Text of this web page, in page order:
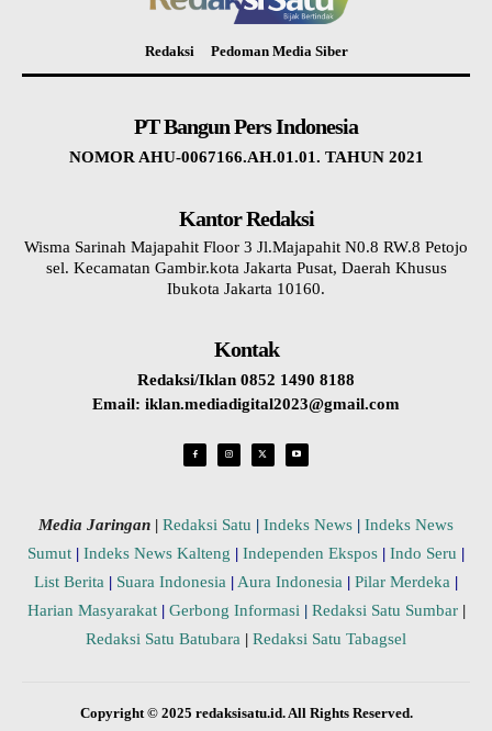
Redaksi Pedoman Media Siber
PT Bangun Pers Indonesia
NOMOR AHU-0067166.AH.01.01. TAHUN 2021
Kantor Redaksi
Wisma Sarinah Majapahit Floor 3 Jl.Majapahit N0.8 RW.8 Petojo
sel. Kecamatan Gambir.kota Jakarta Pusat, Daerah Khusus
Ibukota Jakarta 10160.
Kontak
Redaksi/Iklan 0852 1490 8188
Email: iklan.mediadigital2023@gmail.com
Media Jaringan | Redaksi Satu | Indeks News | Indeks News
Sumut | Indeks News Kalteng | Independen Ekspos | Indo Seru |
List Berita | Suara Indonesia | Aura Indonesia | Pilar Merdeka |
Harian Masyarakat | Gerbong Informasi | Redaksi Satu Sumbar |
Redaksi Satu Batubara | Redaksi Satu Tabagsel
Copyright © 2025 redaksisatu.id. All Rights Reserved.